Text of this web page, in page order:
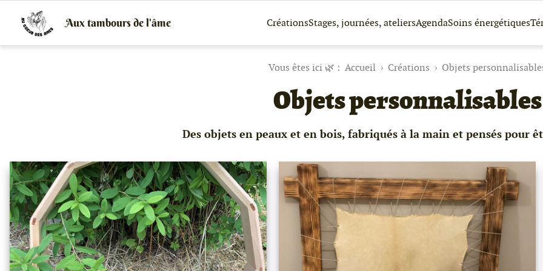
Aux tambours de l'âme
de
canalisées,
soins
énergétiques,
stages
CréationsStages, journées, ateliersAgendaSoins énergétiques
Accueil Créations Objets
Objets personnalisables
Des objets en peaux et en bois, fabriqués à la main et pensés pour